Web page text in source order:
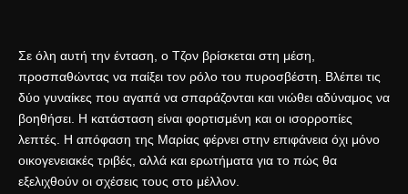
Σε όλη αυτή την ένταση, ο Τζον βρίσκεται στη μέση,
προσπαθώντας να παίξει τον ρόλο του πυροσβέστη. Βλέπει τις
δύο γυναίκες που αγαπά να σπαράζονται και νιώθει αδύναμος να
βοηθήσει. Η κατάσταση είναι φορτισμένη και οι ισορροπίες
λεπτές. Η απόφαση της Μαρίας φέρνει στην επιφάνεια όχι μόνο
οικογενειακές τριβές, αλλά και ερωτήματα για το πώς θα
εξελιχθούν οι σχέσεις τους στο μέλλον.